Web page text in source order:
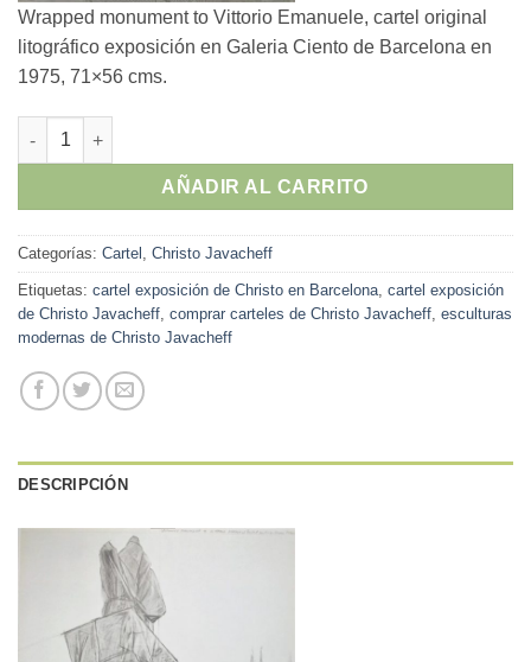
Wrapped monument to Vittorio Emanuele, cartel original
litográfico exposición en Galeria Ciento de Barcelona en
1975, 71×56 cms.
Christo Javacheff - "Wrapped monument to Vittorio
AÑADIR AL CARRITO
Categorías: Cartel , Christo Javacheff
Etiquetas: cartel exposición de Christo en Barcelona, cartel exposición
de Christo Javacheff, comprar carteles de Christo Javacheff, esculturas
modernas de Christo Javacheff
DESCRIPCIÓN